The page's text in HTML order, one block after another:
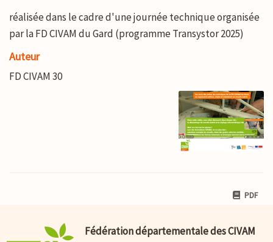
réalisée dans le cadre d'une journée technique organisée
par la FD CIVAM du Gard (programme Transystor 2025)
Auteur
FD CIVAM 30
PDF
Fédération départementale des CIVAM